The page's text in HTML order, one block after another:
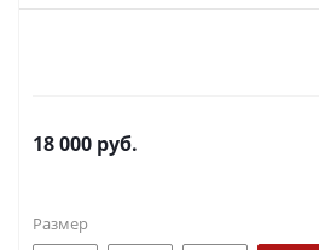
18 000 руб.
Размер